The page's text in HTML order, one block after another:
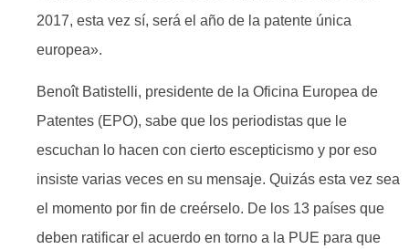
2017, esta vez sí, será el año de la patente única
europea».
Benoît Batistelli, presidente de la Oficina Europea de
Patentes (EPO), sabe que los periodistas que le
escuchan lo hacen con cierto escepticismo y por eso
insiste varias veces en su mensaje. Quizás esta vez sea
el momento por fin de creérselo. De los 13 países que
deben ratificar el acuerdo en torno a la PUE para que